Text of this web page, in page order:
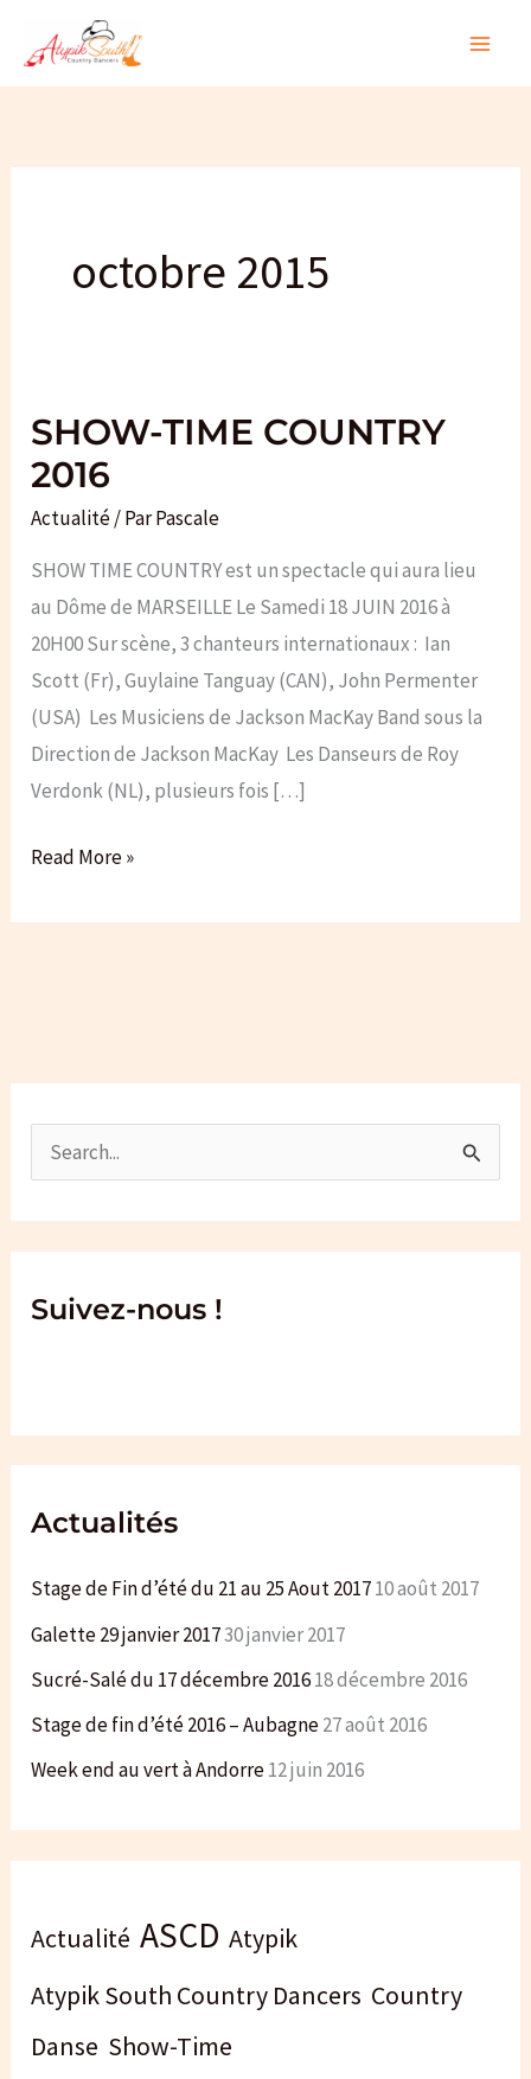
contenu
octobre 2015
SHOW-TIME COUNTRY
2016
Actualité/ ParPascale
SHOW TIME COUNTRY est un spectacle qui aura lieu
au Dôme de MARSEILLE Le Samedi 18 JUIN 2016 à
20H00 Sur scène, 3 chanteurs internationaux : Ian
Scott (Fr), Guylaine Tanguay (CAN), John Permenter
(USA) Les Musiciens de Jackson MacKay Band sous la
Direction de Jackson MacKay Les Danseurs de Roy
Verdonk (NL), plusieurs fois […]
SHOW-
COUNTRY
Read More »
e
c
e
e
:
Suivez-nous !
Actualités
Stage de Fin d’été du 21 au 25 Aout 201710 août 2017
Galette 29 janvier 201730 janvier 2017
Sucré-Salé du 17 décembre 201618 décembre 2016
Stage de fin d’été 2016 – Aubagne27 août 2016
Week end au vert à Andorre12 juin 2016
Actualité ASCD Atypik
Atypik South Country Dancers Country
Danse Show-Time